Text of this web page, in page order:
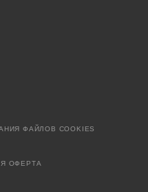
ФАЙЛОВ COOKIES
ОФЕРТА